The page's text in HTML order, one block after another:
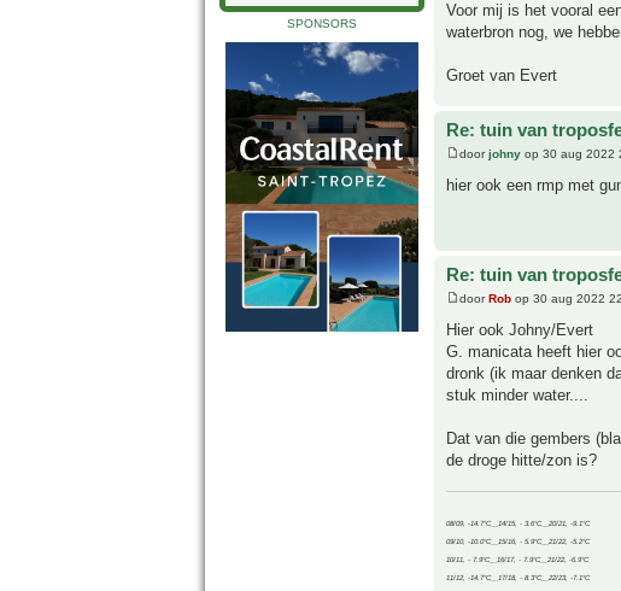
SPONSORS
Voor mij is het vooral
waterbron nog, we
Groet van Evert
Re: tuin van
doorjohny op 30 aug 2022
hier ook een rmp met
Re: tuin van
doorRob op 30 aug 2022
Hier ook Johny/Evert
G. manicata heeft hier
dronk (ik maar denken
stuk minder water....
Dat van die gembers
de droge hitte/zon is?
08/09, -14.7°C__14/15, - 3.6°C__20/21, -9.1°C
09/10, -10.0°C__15/16, - 5.9°C__21/22, -5.2°C
10/11, - 7.9°C__16/17, - 7.9°C__21/22, -6.9°C
11/12, -14.7°C__17/18, - 8.3°C__22/23, -7.1°C